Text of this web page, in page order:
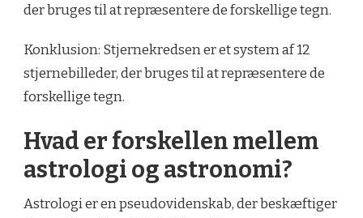
der bruges til at repræsentere de forskellige tegn.
Konklusion: Stjernekredsen er et system af 12
stjernebilleder, der bruges til at repræsentere de
forskellige tegn.
Hvad er forskellen mellem
astrologi og astronomi?
Astrologi er en pseudovidenskab, der beskæftiger